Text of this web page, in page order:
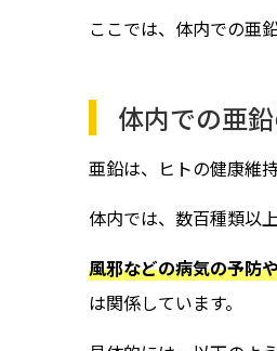
ここでは、体内での亜
体内での亜
亜鉛は、ヒトの健康維
体内では、数百種類以
風邪などの病気の予防
は関係しています。